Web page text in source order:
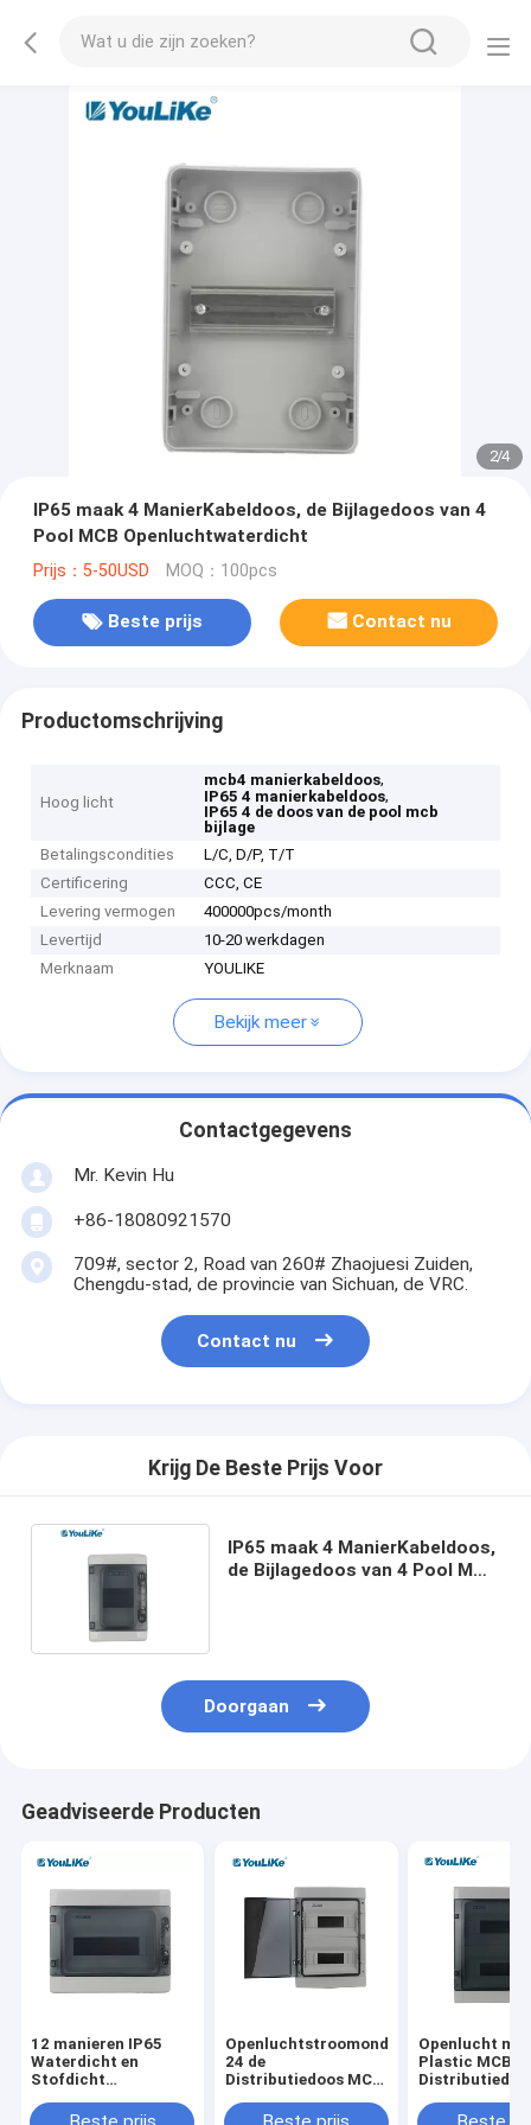
2/4
IP65 maak 4 ManierKabeldoos, de Bijlagedoos van 4
Pool MCB Openluchtwaterdicht
Prijs：5-50USD MOQ：100pcs
Beste prijs Contact nu
Productomschrijving
Hoog licht
mcb4 manierkabeldoos,
IP65 4 manierkabeldoos,
IP65 4 de doos van de pool mcb
bijlage
Betalingscondities
L/C, D/P, T/T
Certificering
CCC, CE
Levering vermogen
400000pcs/month
Levertijd
10-20 werkdagen
Merknaam
YOULIKE
Bekijk meer
Contactgegevens
Mr. Kevin Hu
+86-18080921570
709#, sector 2, Road van 260# Zhaojuesi Zuiden,
Chengdu-stad, de provincie van Sichuan, de VRC.
Contact nu
Krijg De Beste Prijs Voor
IP65 maak 4 ManierKabeldoos,
de Bijlagedoos van 4 Pool MCB
Doorgaan
Geadviseerde Producten
12 manieren IP65
Waterdicht en
Stofdicht
BOX ABS PC
Openluchtstroomonderbreker
24 de
Distributiedoos MCB
Elektro Waterdichte
Openlucht
Plastic MCB
Manier